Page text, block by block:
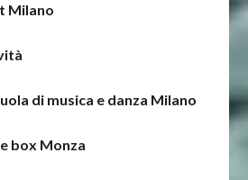
Milano
di musica e danza Milano
box Monza